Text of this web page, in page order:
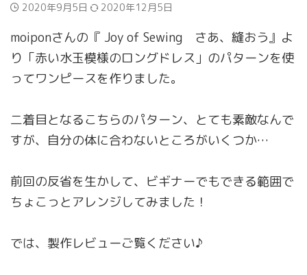
2020年9月5日 2020年12月5日
moiponさんの『 Joy of Sewing さあ、縫おう』よ
り「赤い水玉模様のロングドレス」のパターンを使
ってワンピースを作りました。
二着目となるこちらのパターン、とても素敵なんで
すが、自分の体に合わないところがいくつか…
前回の反省を生かして、ビギナーでもできる範囲で
ちょこっとアレンジしてみました！
では、製作レビューご覧ください♪